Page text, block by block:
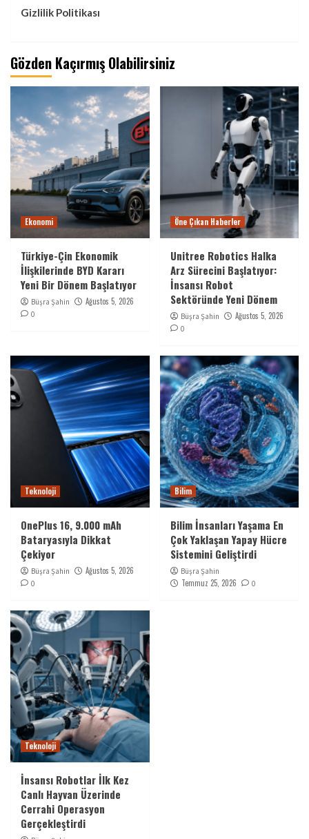
Gizlilik Politikası
Gözden Kaçırmış Olabilirsiniz
Ekonomi
Türkiye-Çin Ekonomik
İlişkilerinde BYD Kararı
Yeni Bir Dönem Başlatıyor
Büşra Şahin Ağustos 5, 2026
0
Öne Çıkan Haberler
Unitree Robotics Halka
Arz Sürecini Başlatıyor:
İnsansı Robot
Sektöründe Yeni Dönem
Büşra Şahin Ağustos 5, 2026
0
Teknoloji
OnePlus 16, 9.000 mAh
Bataryasıyla Dikkat
Çekiyor
Büşra Şahin Ağustos 5, 2026
0
Bilim
Bilim İnsanları Yaşama En
Çok Yaklaşan Yapay Hücre
Sistemini Geliştirdi
Büşra Şahin
Temmuz 25, 2026 0
Teknoloji
İnsansı Robotlar İlk Kez
Canlı Hayvan Üzerinde
Cerrahi Operasyon
Gerçekleştirdi